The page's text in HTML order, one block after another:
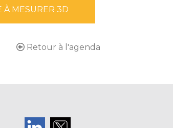
À MESURER 3D
Retour à l'agenda